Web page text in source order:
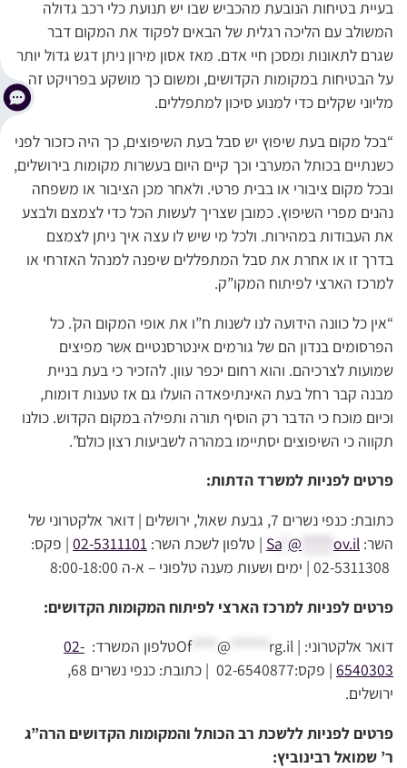
בעיית בטיחות הנובעת מהכביש שבו יש תנועת כלי רכב גדולה
המשולב עם הליכה רגלית של הבאים לפקוד את המקום דבר
שגרם לתאונות ומסכן חיי אדם. מאז אסון מירון ניתן דגש גדול יותר
על הבטיחות במקומות הקדושים, ומשום כך מושקע בפרויקט זה
מליוני שקלים כדי למנוע סיכון למתפללים.
“בכל מקום בעת שיפוץ יש סבל בעת השיפוצים, כך היה כזכור לפני
כשנתיים בכותל המערבי וכך קיים היום בעשרות מקומות בירושלים,
ובכל מקום ציבורי או בבית פרטי. ולאחר מכן הציבור או משפחה
נהנים מפרי השיפוץ. כמובן שצריך לעשות הכל כדי לצמצם ולבצע
את העבודות במהירות. ולכל מי שיש לו עצה איך ניתן לצמצם
בדרך זו או אחרת את סבל המתפללים שיפנה למנהל האזרחי או
למרכז הארצי לפיתוח המקו”ק.
“אין כל כוונה הידועה לנו לשנות ח”ו את אופי המקום הק’. כל
הפרסומים בנדון הם של גורמים אינטרסנטיים אשר מפיצים
שמועות לצרכיהם. והוא רחום יכפר עוון. להזכיר כי בעת בניית
מבנה קבר רחל בעת האינתיפאדה הועלו גם אז טענות דומות,
וכיום מוכח כי הדבר רק הוסיף תורה ותפילה במקום הקדוש. כולנו
תקווה כי השיפוצים יסתיימו במהרה לשביעות רצון כולם”.
פרטים לפניות למשרד הדתות:
כתובת: כנפי נשרים 7, גבעת שאול, ירושלים | דואר אלקטרוני של
השר:
Sa @ ov.il | טלפון לשכת השר: 02-5311101 | פקס:
פרטים לפניות למרכז הארצי לפיתוח המקומות הקדושים:
דואר אלקטרוני: |
Of**** @ rg.il טלפון המשרד: 02-
6540303
| פקס:02-6540877 | כתובת: כנפי נשרים 68,
ירושלים.
פרטים לפניות ללשכת רב הכותל והמקומות הקדושים הרה”ג
ר’ שמואל רבינוביץ: